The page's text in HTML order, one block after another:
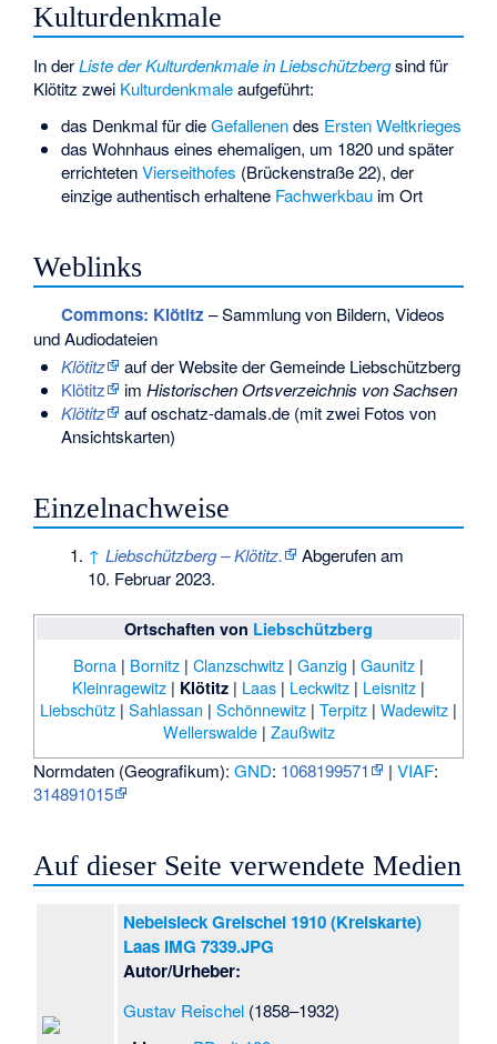
Kulturdenkmale
In derListe der Kulturdenkmale in Liebschützbergsind für
Klötitz zwei Kulturdenkmaleaufgeführt:
das Denkmal für dieGefallenendes Ersten Weltkrieges
das Wohnhaus eines ehemaligen, um 1820 und später
errichtetenVierseithofes (Brückenstraße 22), der
einzige authentisch erhaltene Fachwerkbauim Ort
Weblinks
Commons: Klötitz – Sammlung von Bildern, Videos
und Audiodateien
Klötitz
auf der Website der Gemeinde Liebschützberg
Klötitz
im Historischen Ortsverzeichnis von Sachsen
Klötitz
auf oschatz-damals.de (mit zwei Fotos von
Ansichtskarten)
Einzelnachweise
↑ Liebschützberg – Klötitz.
Abgerufen am
10. Februar 2023.
Ortschaften von Liebschützberg
Borna | Bornitz | Clanzschwitz | Ganzig | Gaunitz |
Kleinragewitz | Klötitz | Laas | Leckwitz | Leisnitz |
Liebschütz | Sahlassan | Schönnewitz | Terpitz | Wadewitz |
Wellerswalde| Zaußwitz
Normdaten (Geografikum):GND: 1068199571 |VIAF:
314891015
Auf dieser Seite verwendete Medien
Nebelsieck Greischel 1910 (Kreiskarte)
Laas IMG 7339.JPG
Autor/Urheber:
Gustav Reischel (1858–1932)